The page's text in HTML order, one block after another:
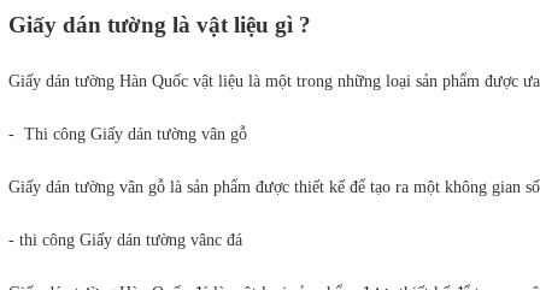
Giấy dán tường là vật liệu gì ?
Giấy dán tường Hàn Quốc vật liệu là một trong những loại sản phẩm được
-  Thi công Giấy dán tường vân gỗ
Giấy dán tường vân gỗ là sản phẩm được thiết kế để tạo ra một không gian
- thi công Giấy dán tường vânc đá